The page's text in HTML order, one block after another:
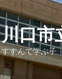
川口市
すすんで学ぶ